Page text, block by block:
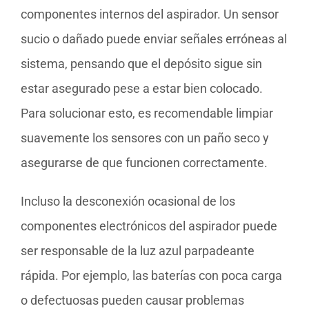
componentes internos del aspirador. Un sensor
sucio o dañado puede enviar señales erróneas al
sistema, pensando que el depósito sigue sin
estar asegurado pese a estar bien colocado.
Para solucionar esto, es recomendable limpiar
suavemente los sensores con un paño seco y
asegurarse de que funcionen correctamente.
Incluso la desconexión ocasional de los
componentes electrónicos del aspirador puede
ser responsable de la luz azul parpadeante
rápida. Por ejemplo, las baterías con poca carga
o defectuosas pueden causar problemas